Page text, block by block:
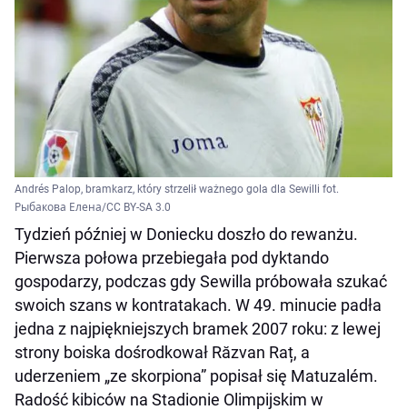
Andrés Palop, bramkarz, który strzelił ważnego gola dla Sewilli fot.
Рыбакова Елена/CC BY-SA 3.0
Tydzień później w Doniecku doszło do rewanżu.
Pierwsza połowa przebiegała pod dyktando
gospodarzy, podczas gdy Sewilla próbowała szukać
swoich szans w kontratakach. W 49. minucie padła
jedna z najpiękniejszych bramek 2007 roku: z lewej
strony boiska dośrodkował Răzvan Raț, a
uderzeniem „ze skorpiona” popisał się Matuzalém.
Radość kibiców na Stadionie Olimpijskim w